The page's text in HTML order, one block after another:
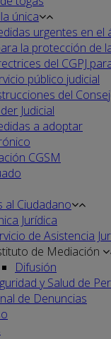
única
urgentes en el
la protección de
del CGPJ
público judicial
del
Judicial
a adoptar
CGSM
al Ciudadano
Jurídica
de Asistencia
de Mediación
Difusión
y Salud de
de Denuncias